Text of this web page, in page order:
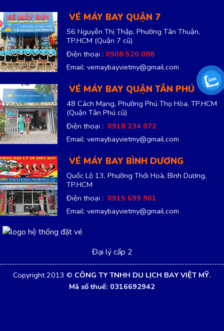
VÉ MÁY BAY QUẬN 7
56 Nguyễn Thị Thập, Phường Tân Thuận,
TP.HCM (Quận 7 cũ)
Điện thoại : 0908 520 088
Email: vemaybayvietmy@gmail.com
VÉ MÁY BAY QUẬN TÂN PHÚ
48 Cách Mạng, Phường Phú Thọ Hòa, TP.HCM
(Quận Tân Phú cũ)
Điện thoại : 0918 234 072
Email: vemaybayvietmy@gmail.com
VÉ MÁY BAY BÌNH DƯƠNG
Quốc Lộ 13, Phường Thới Hoà, Bình Dương,
TP.HCM
Điện thoại : 0915 699 901
Email: vemaybayvietmy@gmail.com
Đại lý cấp 2
Copyright 2013 © CÔNG TY TNHH DU LỊCH BAY VIỆT MỸ.
Mã số thuế: 0316692942